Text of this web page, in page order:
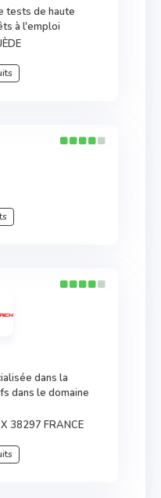
tests de haute
à l'emploi
dans la
dans le domaine
38297 FRANCE